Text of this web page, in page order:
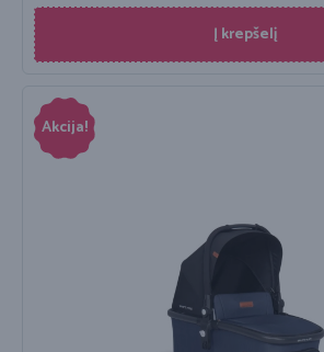
Į krepšelį
Akcija!